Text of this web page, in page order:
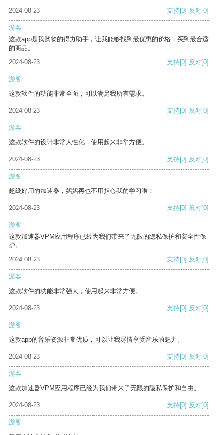
2024-08-23 支持[0] 反对[0]
游客
这款app是我购物的得力助手，让我能够找到最优惠的价格，买到最合适
的商品。
2024-08-23
支持[0] 反对[0]
游客
这款软件的功能非常全面，可以满足我所有需求。
2024-08-23 支持[0] 反对[0]
游客
这款软件的设计非常人性化，使用起来非常方便。
2024-08-23 支持[0] 反对[0]
游客
超级好用的加速器，妈妈再也不用担心我的学习啦！
2024-08-23 支持[0] 反对[0]
游客
这款加速器VPM应用程序已经为我们带来了无限的隐私保护和安全性保
护。
2024-08-23
支持[0] 反对[0]
游客
这款软件的功能非常强大，使用起来非常方便。
2024-08-23 支持[0] 反对[0]
游客
这款app的音乐资源非常优质，可以让我尽情享受音乐的魅力。
2024-08-23 支持[0] 反对[0]
游客
这款加速器VPM应用程序已经为我们带来了无限的隐私保护和自由。
2024-08-23 支持[0] 反对[0]
游客